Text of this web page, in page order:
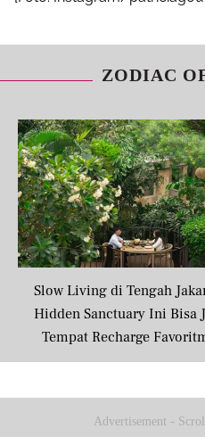
ZODIAC
Slow Living di Tengah
Hidden Sanctuary Ini Bisa
Tempat Recharge
Advertisement -
Share to others
Pinterest